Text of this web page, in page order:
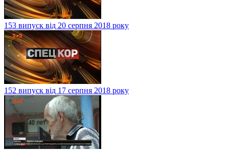
153 випуск від 20 серпня 2018 року
152 випуск від 17 серпня 2018 року